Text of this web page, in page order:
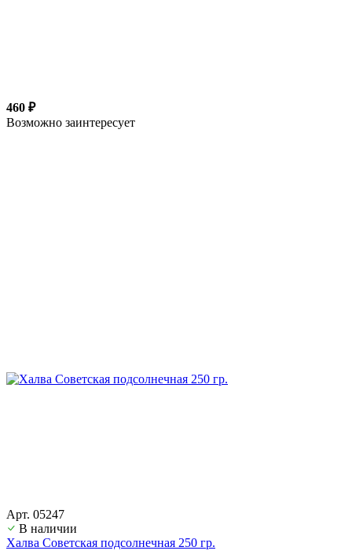
460 ₽
Возможно заинтересует
Арт. 05247
В наличии
Халва Советская подсолнечная 250 гр.